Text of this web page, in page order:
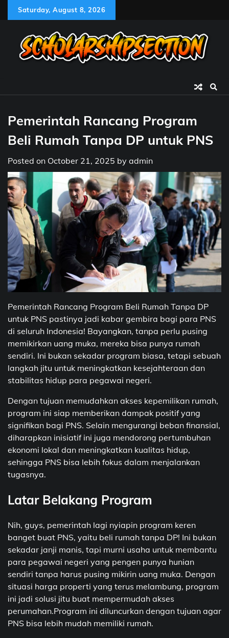
Saturday, August 8, 2026
Pemerintah Rancang Program
Beli Rumah Tanpa DP untuk PNS
Posted on October 21, 2025 by admin
Pemerintah Rancang Program Beli Rumah Tanpa DP
untuk PNS pastinya jadi kabar gembira bagi para PNS
di seluruh Indonesia! Bayangkan, tanpa perlu pusing
memikirkan uang muka, mereka bisa punya rumah
sendiri. Ini bukan sekadar program biasa, tetapi sebuah
langkah jitu untuk meningkatkan kesejahteraan dan
stabilitas hidup para pegawai negeri.
Dengan tujuan memudahkan akses kepemilikan rumah,
program ini siap memberikan dampak positif yang
signifikan bagi PNS. Selain mengurangi beban finansial,
diharapkan inisiatif ini juga mendorong pertumbuhan
ekonomi lokal dan meningkatkan kualitas hidup,
sehingga PNS bisa lebih fokus dalam menjalankan
tugasnya.
Latar Belakang Program
Nih, guys, pemerintah lagi nyiapin program keren
banget buat PNS, yaitu beli rumah tanpa DP! Ini bukan
sekadar janji manis, tapi murni usaha untuk membantu
para pegawai negeri yang pengen punya hunian
sendiri tanpa harus pusing mikirin uang muka. Dengan
situasi harga properti yang terus melambung, program
ini jadi solusi jitu buat mempermudah akses
perumahan.Program ini diluncurkan dengan tujuan agar
PNS bisa lebih mudah memiliki rumah.